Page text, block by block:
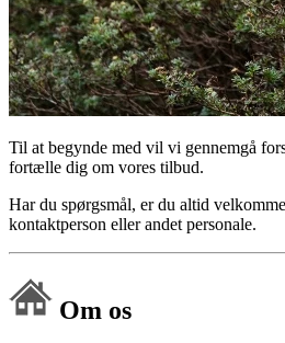
Til at begynde med vil vi gennemgå
fortælle dig om vores tilbud.
Har du spørgsmål, er du altid
kontaktperson eller andet personale.
Om os